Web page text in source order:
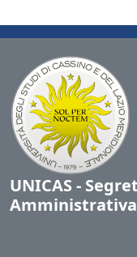
UNICAS -
Amministrativa